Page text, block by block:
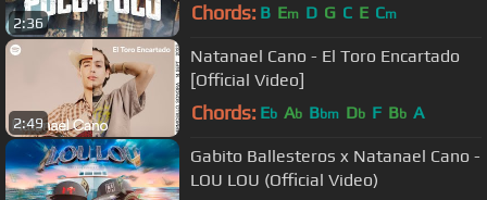
2:36 Chords: B Em D G C E Cm
2:49
Natanael Cano - El Toro Encartado
[Official Video]
Chords: Eb Ab Bbm Db F Bb A
Gabito Ballesteros x Natanael Cano -
LOU LOU (Official Video)